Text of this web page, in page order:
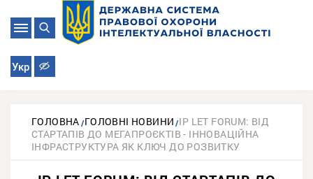
Укр
ГОЛОВНА ГОЛОВНІ НОВИНИ IP LET FORUM: ВІД
СТАРТАПІВ ДО МЕГАПРОЄКТІВ - ІННОВАЦІЙНА
ІНФРАСТРУКТУРА ЯК КЛЮЧ ДО РОЗВИТКУ